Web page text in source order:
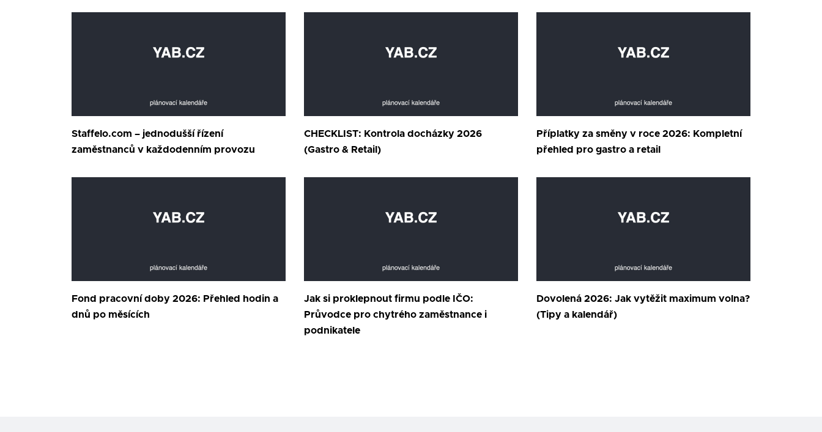
Staffelo.com – jednodušší řízení
zaměstnanců v každodenním provozu
CHECKLIST: Kontrola docházky 2026
(Gastro & Retail)
Příplatky za směny v roce 2026: Kompletní
přehled pro gastro a retail
Fond pracovní doby 2026: Přehled hodin a
dnů po měsících
Jak si proklepnout firmu podle IČO:
Průvodce pro chytrého zaměstnance i
podnikatele
Dovolená 2026: Jak vytěžit maximum volna?
(Tipy a kalendář)